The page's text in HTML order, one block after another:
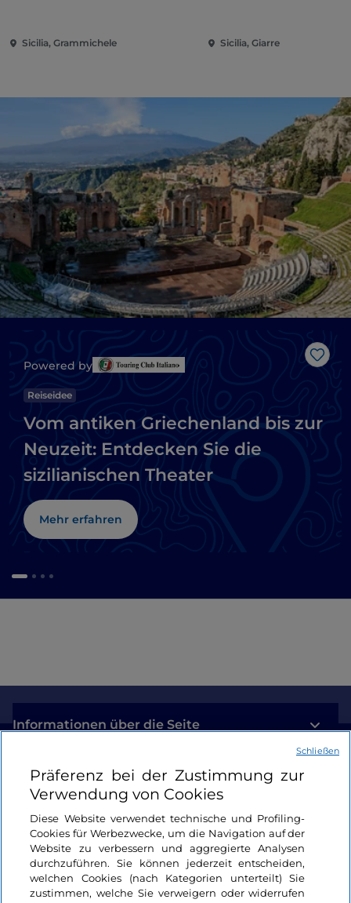
Sicilia, Grammichele Sicilia, Giarre
Like
Powered by
Reiseidee
Vom antiken Griechenland bis zur
Neuzeit: Entdecken Sie die
sizilianischen Theater
Mehr erfahren
Informationen über die Seite
Nützliche Links
Login
Bleiben wir in Kontakt
Präferenz bei der Zustimmung zur
Verwendung von Cookies
Diese Website verwendet technische und Profiling-
Cookies für Werbezwecke, um die Navigation auf der
Website zu verbessern und aggregierte Analysen
durchzuführen. Sie können jederzeit entscheiden,
welchen Cookies (nach Kategorien unterteilt) Sie
zustimmen, welche Sie verweigern oder widerrufen
Schließen